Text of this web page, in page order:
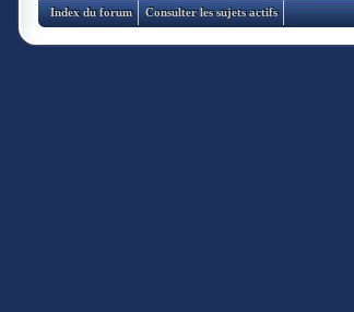
Index du forum Consulter les sujets actifs